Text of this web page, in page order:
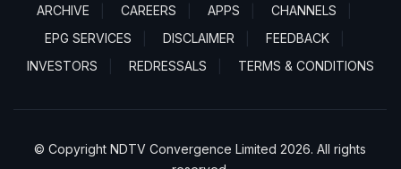
ARCHIVE
CAREERS APPS
CHANNELS
EPG SERVICES
DISCLAIMER
FEEDBACK
INVESTORS
REDRESSALS TERMS & CONDITIONS
© Copyright NDTV Convergence Limited 2026. All rights